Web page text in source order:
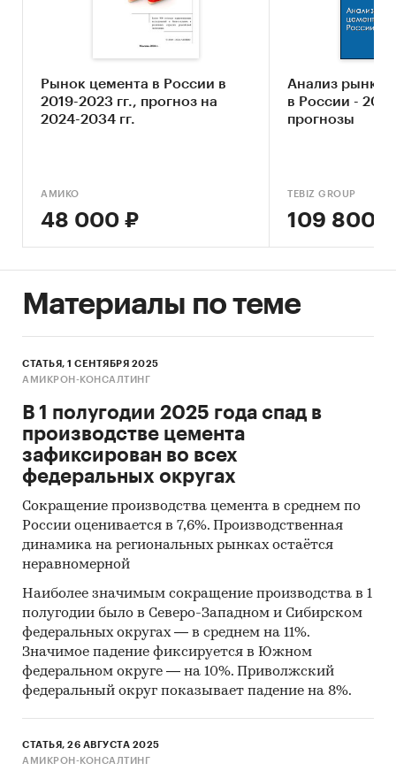
Потребительские товары
Стройматериалы / Цемент
Промышленность
/ ... /
Цемент
Строительство и недвижимость
/
Стройматериалы / Цемент
Россия / Центральный федеральный округ
Рынок цемента в России в
2019-2023 гг., прогноз на
2024-2034 гг.
АМИКО
48 000 ₽
Анализ рынка
в России -
прогнозы
TEBIZ GROUP
109 800 ₽
Материалы по теме
СТАТЬЯ, 1 СЕНТЯБРЯ 2025
АМИКРОН-КОНСАЛТИНГ
В 1 полугодии 2025 года спад в
производстве цемента
зафиксирован во всех
федеральных округах
Сокращение производства цемента в среднем по
России оценивается в 7,6%. Производственная
динамика на региональных рынках остаётся
неравномерной
Наиболее значимым сокращение производства в 1
полугодии было в Северо-Западном и Сибирском
федеральных округах — в среднем на 11%.
Значимое падение фиксируется в Южном
федеральном округе — на 10%. Приволжский
федеральный округ показывает падение на 8%.
СТАТЬЯ, 26 АВГУСТА 2025
АМИКРОН-КОНСАЛТИНГ